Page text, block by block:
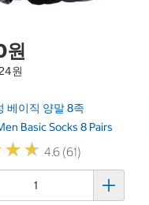
원
원
베이직 양말 8족
Basic Socks 8 Pairs
★★
★★ 4.6 (61)